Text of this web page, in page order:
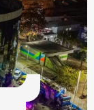
ônibus ao prédio do